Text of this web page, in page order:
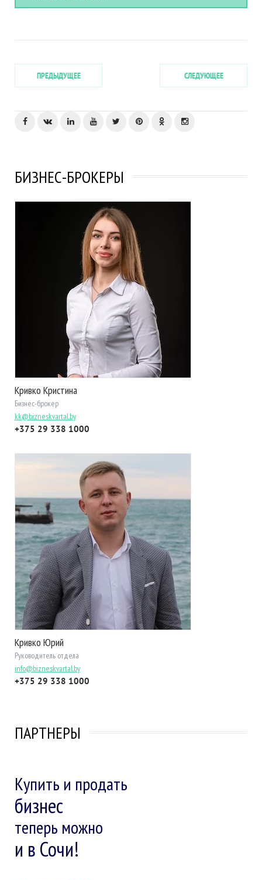
ПРЕДЫДУЩЕЕ СЛЕДУЮЩЕЕ
БИЗНЕС-БРОКЕРЫ
Кривко Кристина
Бизнес-брокер
kk@bizneskvartal.by
+375 29 338 1000
Кривко Юрий
Руководитель отдела
info@bizneskvartal.by
+375 29 338 1000
ПАРТНЕРЫ
Купить и продать
бизнес
теперь можно
и в Сочи!